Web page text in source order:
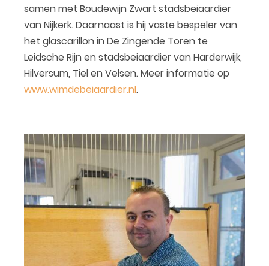
samen met Boudewijn Zwart stadsbeiaardier
van Nijkerk. Daarnaast is hij vaste bespeler van
het glascarillon in De Zingende Toren te
Leidsche Rijn en stadsbeiaardier van Harderwijk,
Hilversum, Tiel en Velsen. Meer informatie op
www.wimdebeiaardier.nl.